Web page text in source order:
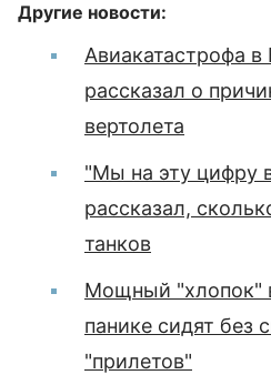
Другие новости:
Авиакатастрофа в
рассказал о
вертолета
"Мы на эту цифру
рассказал,
танков
Мощный "хлопок"
панике сидят без
"прилетов"